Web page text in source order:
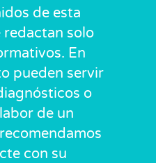
de esta
redactan solo
En
pueden servir
o
de un
con su